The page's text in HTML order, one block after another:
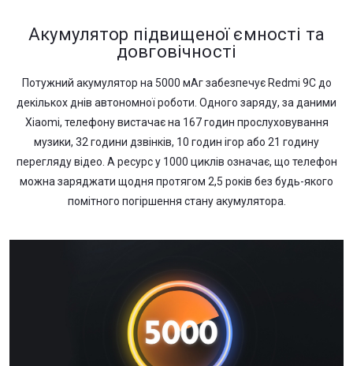
Акумулятор підвищеної ємності та
довговічності
Потужний акумулятор на 5000 мАг забезпечує Redmi 9C до
декількох днів автономної роботи. Одного заряду, за даними
Xiaomi, телефону вистачає на 167 годин прослуховування
музики, 32 години дзвінків, 10 годин ігор або 21 годину
перегляду відео. А ресурс у 1000 циклів означає, що телефон
можна заряджати щодня протягом 2,5 років без будь-якого
помітного погіршення стану акумулятора.